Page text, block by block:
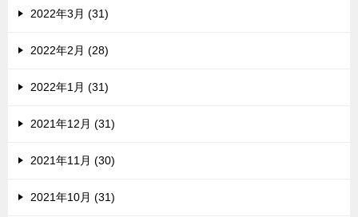
2022年3月 (31)
2022年2月 (28)
2022年1月 (31)
2021年12月 (31)
2021年11月 (30)
2021年10月 (31)